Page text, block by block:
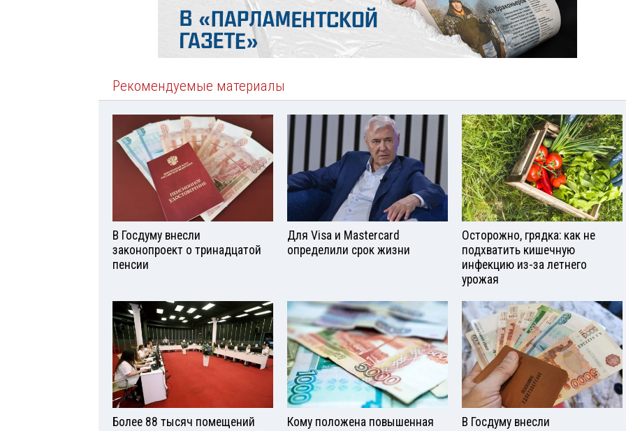
Рекомендуемые материалы
В Госдуму внесли
законопроект о тринадцатой
пенсии
Для Visа и Mastercard
определили срок жизни
Осторожно, грядка: как не
подхватить кишечную
инфекцию из-за летнего
урожая
Более 88 тысяч помещений
Кому положена повышенная
В Госдуму внесли